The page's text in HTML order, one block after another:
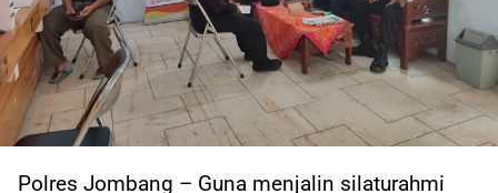
Polres Jombang – Guna menjalin silaturahmi